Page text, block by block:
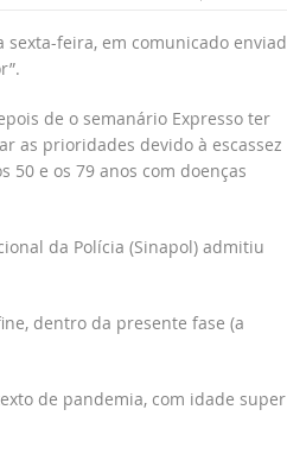
sexta-feira, em comunicado
de o semanário Expresso ter
as prioridades devido à escassez
50 e os 79 anos com doenças
da Polícia (Sinapol) admitiu
dentro da presente fase (a
de pandemia, com idade